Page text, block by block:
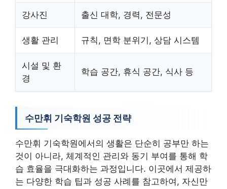
강사진 출신 대학, 경력, 전문성
생활 관리 규칙, 면학 분위기, 상담 시스템
시설 및 환
경
학습 공간, 휴식 공간, 식사 등
수만휘 기숙학원 성공 전략
수만휘 기숙학원에서의 생활은 단순히 공부만 하는
것이 아니라, 체계적인 관리와 동기 부여를 통해 학
습 효율을 극대화하는 과정입니다. 이곳에서 제공하
는 다양한 학습 팁과 성공 사례를 참고하여, 자신만